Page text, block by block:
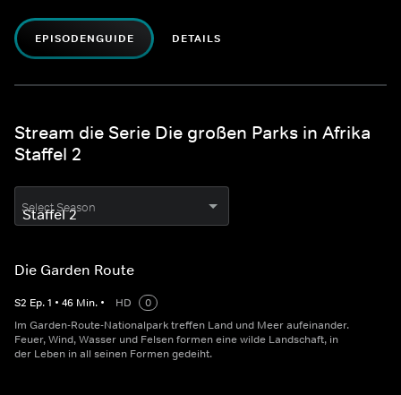
EPISODENGUIDE DETAILS
Stream die Serie Die großen Parks in Afrika
Staffel 2
Select Season
Die Garden Route
S2 Ep.1 • 46 Min. • HD
0
Im Garden-Route-Nationalpark treffen Land und Meer aufeinander.
Feuer, Wind, Wasser und Felsen formen eine wilde Landschaft, in
der Leben in all seinen Formen gedeiht.